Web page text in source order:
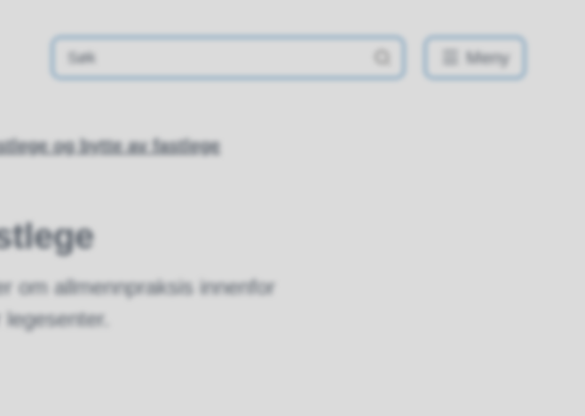
Meny
og bytte av fastlege
om allmennpraksis innenfor